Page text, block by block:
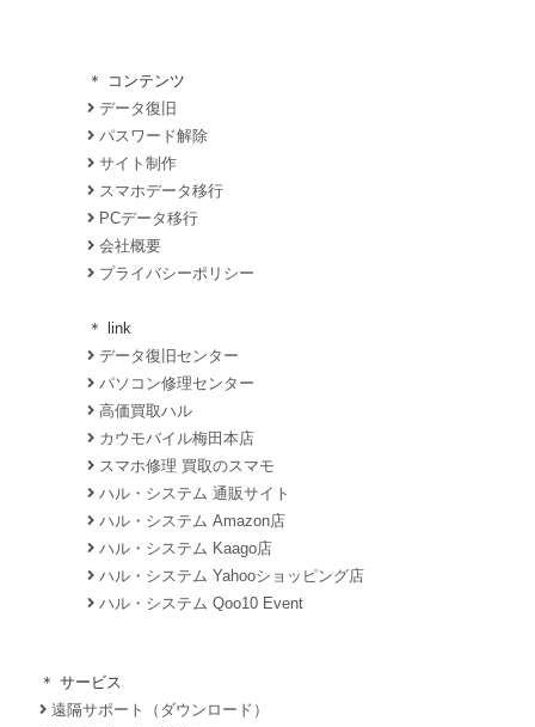
＊ コンテンツ
データ復旧
パスワード解除
サイト制作
スマホデータ移行
PCデータ移行
会社概要
プライバシーポリシー
＊ link
データ復旧センター
パソコン修理センター
高価買取ハル
カウモバイル梅田本店
スマホ修理 買取のスマモ
ハル・システム 通販サイト
ハル・システム Amazon店
ハル・システム Kaago店
ハル・システム Yahooショッピング店
ハル・システム Qoo10 Event
＊ サービス
遠隔サポート（ダウンロード）